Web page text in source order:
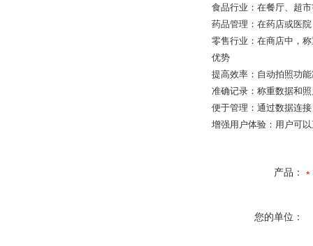
食品行业：在餐厅、超
药品管理：在药店或医
零售行业：在商店中，
优势
提高效率：自动拍照功
准确记录：称重数据和
便于管理：通过数据连
增强用户体验：用户可
产品：
您的单位：